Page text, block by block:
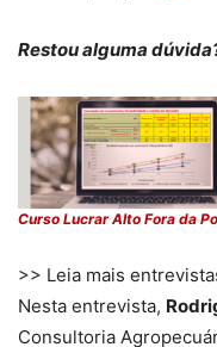
Restou alguma
Curso Lucrar Alto Fora da
>> Leia mais
Nesta entrevista,
Consultoria